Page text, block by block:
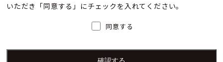
（２）個人情報保護管理者（若しくはその代理
人）の氏名又は職名、所属及び連絡先
個人情報保護管理者：上根 彩
いただき「同意する」にチェックを入れてください。
同意する